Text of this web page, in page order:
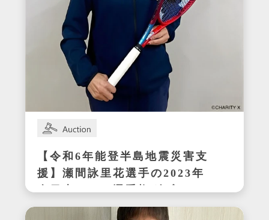
【令和6年能登半島地震災害支
援】瀬間詠里花選手の2023年
全日本テニス選手権ダブルス
優勝時サイン入りラケット